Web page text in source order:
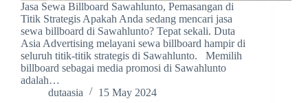
Jasa Sewa Billboard Sawahlunto, Pemasangan di
Titik Strategis Apakah Anda sedang mencari jasa
sewa billboard di Sawahlunto? Tepat sekali. Duta
Asia Advertising melayani sewa billboard hampir di
seluruh titik-titik strategis di Sawahlunto. Memilih
billboard sebagai media promosi di Sawahlunto
adalah…
dutaasia
15 May 2024